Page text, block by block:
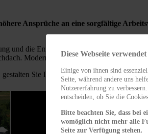
Ansprüche an eine sorgfältige
und die Entwässerung. Selbst kleinste
Moderne Flachdächer bieten mehr als
Sie Ihr Flachdach nach Ihren
Diese Webseite
Einige von ihnen sind
Seite, während andere uns
Nutzererfahrung zu
entscheiden, ob Sie die
Bitte beachten Sie, dass bei
womöglich nicht mehr alle
Seite zur Verfügung stehen.